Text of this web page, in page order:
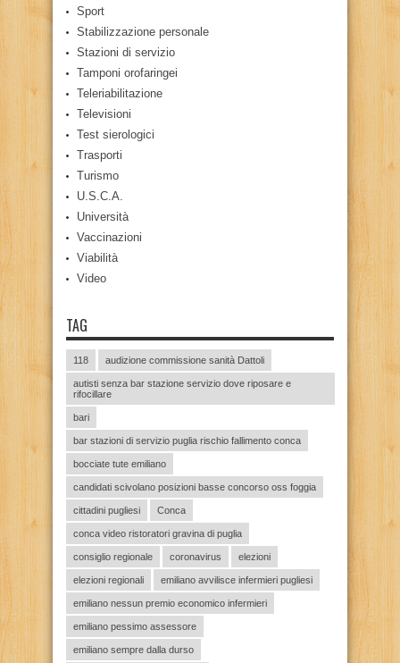
Sport
Stabilizzazione personale
Stazioni di servizio
Tamponi orofaringei
Teleriabilitazione
Televisioni
Test sierologici
Trasporti
Turismo
U.S.C.A.
Università
Vaccinazioni
Viabilità
Video
TAG
118 audizione commissione sanità Dattoli
autisti senza bar stazione servizio dove riposare e
rifocillare
bari
bar stazioni di servizio puglia rischio fallimento conca
bocciate tute emiliano
candidati scivolano posizioni basse concorso oss foggia
cittadini pugliesi Conca
conca video ristoratori gravina di puglia
consiglio regionale coronavirus elezioni
elezioni regionali emiliano avvilisce infermieri pugliesi
emiliano nessun premio economico infermieri
emiliano pessimo assessore
emiliano sempre dalla durso